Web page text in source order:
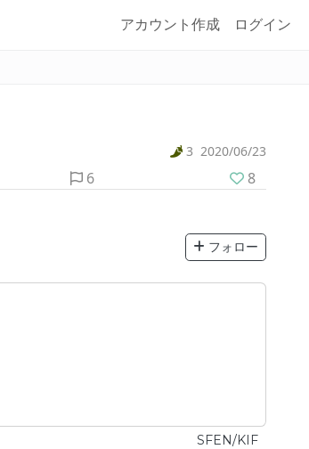
アカウント作成 ログイン
3 2020/06/23
6
8
フォロー
SFEN/KIF